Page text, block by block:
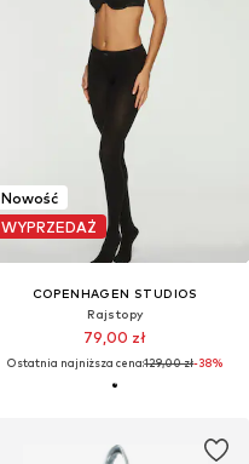
Nowość
WYPRZEDAŻ
COPENHAGEN STUDIOS
Rajstopy
79,00 zł
Ostatnia najniższa cena:129,00 zł-38%